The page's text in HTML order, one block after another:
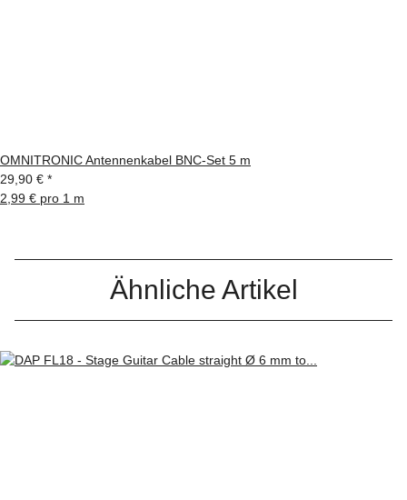
OMNITRONIC Antennenkabel BNC-Set 5 m
29,90 € *
2,99 € pro 1 m
Ähnliche Artikel